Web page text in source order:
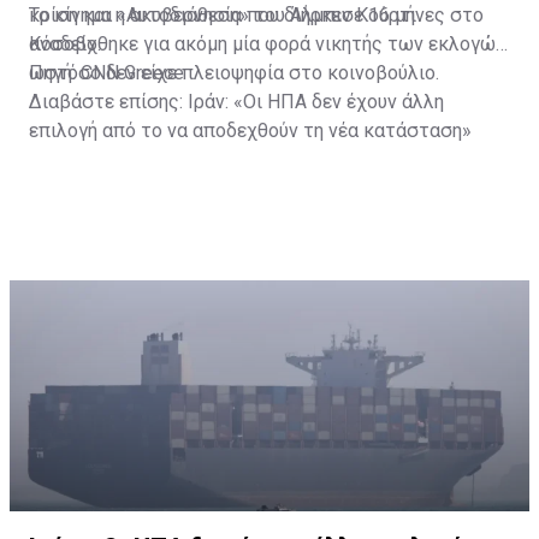
κρίση και η ακυβερνησία που διήρκεσε 16 μήνες στο
Κόσοβο.
Το κίνημα «Αυτοδιάθεση» του Άλμπιν Κούρτι
αναδείχθηκε για ακόμη μία φορά νικητής των εκλογών,
ωστόσο δεν είχε πλειοψηφία στο κοινοβούλιο.
Πηγή: CNN Greece
Διαβάστε επίσης: Ιράν: «Οι ΗΠΑ δεν έχουν άλλη
επιλογή από το να αποδεχθούν τη νέα κατάσταση»